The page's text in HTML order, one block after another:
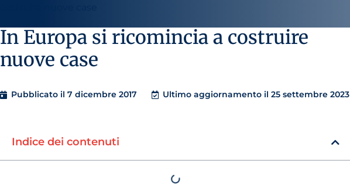
In Europa si ricomincia a costruire
nuove case
Pubblicato il 7 dicembre 2017 Ultimo aggiornamento il 25 settembre 2023
Indice dei contenuti